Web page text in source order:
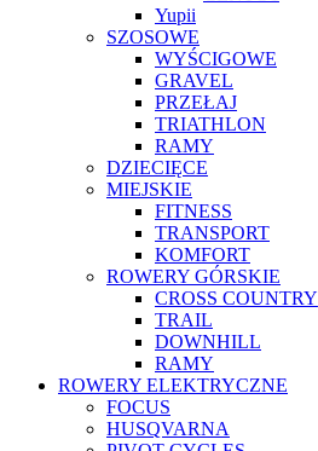
Yupii
SZOSOWE
WYŚCIGOWE
GRAVEL
PRZEŁAJ
TRIATHLON
RAMY
DZIECIĘCE
MIEJSKIE
FITNESS
TRANSPORT
KOMFORT
ROWERY GÓRSKIE
CROSS COUNTRY
TRAIL
DOWNHILL
RAMY
ROWERY ELEKTRYCZNE
FOCUS
HUSQVARNA